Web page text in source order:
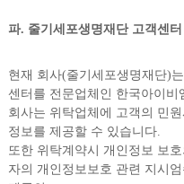
파. 줄기세포생명재단 고객센터
현재 회사(줄기세포생명재단)
센터를 전문업체인 한국아이
회사는 위탁업체에 고객의 민
정보를 제공할 수 있습니다.
또한 위탁계약시 개인정보 보
자의 개인정보보호 관련 지시